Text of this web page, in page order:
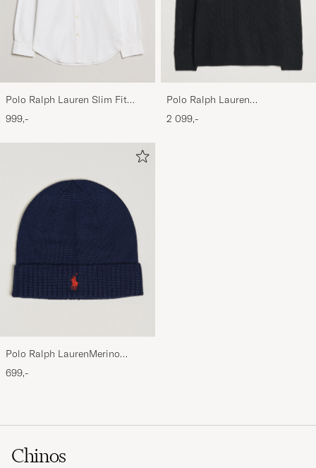
Polo Ralph Lauren Slim Fit
Shirt Oxford White
999,-
Polo Ralph Lauren
Wool/Cashmere Cable Half Zip
Polo Black
2 099,-
Polo Ralph LaurenMerino
BeanieHunter Navy
699,-
Chinos